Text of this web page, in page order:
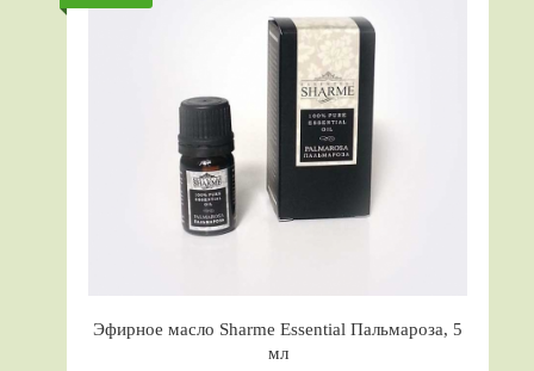
Эфирное масло Sharme Essential Пальмароза, 5
мл